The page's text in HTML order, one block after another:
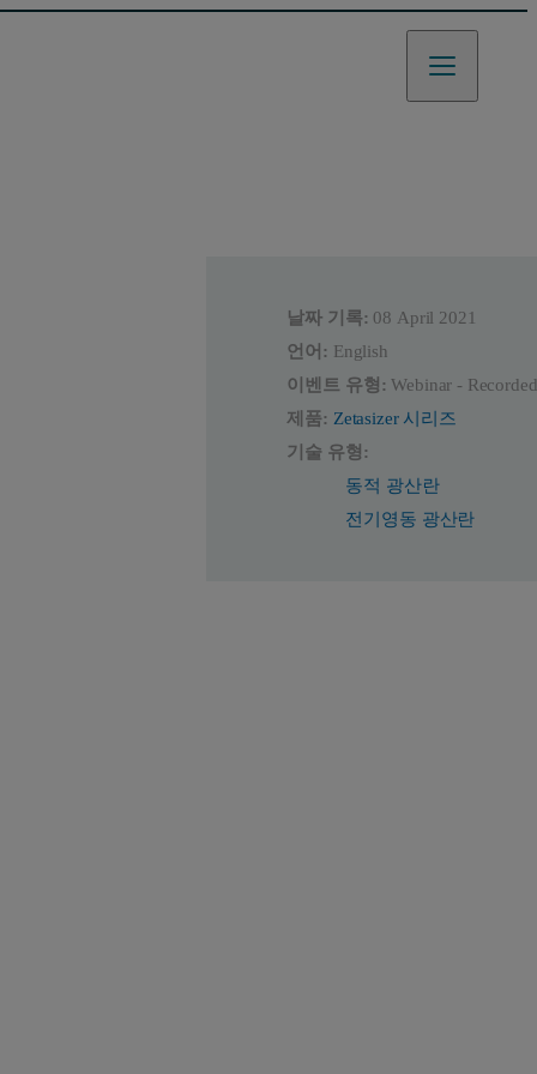
날짜 기록: 08 April 2021
언어: English
이벤트 유형: Webinar - Recorded
제품: Zetasizer 시리즈
기술 유형:
동적 광산란
전기영동 광산란